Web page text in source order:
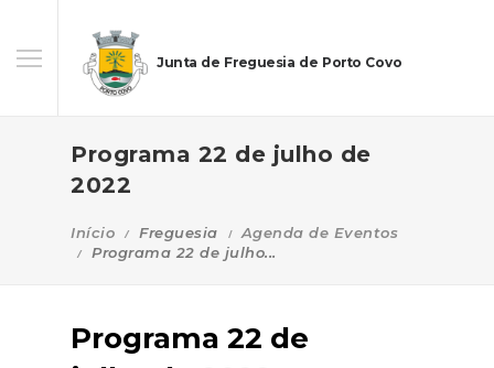
Junta de Freguesia de Porto Covo
Programa 22 de julho de
2022
Início Freguesia
Agenda de Eventos
Programa 22 de julho...
Programa 22 de